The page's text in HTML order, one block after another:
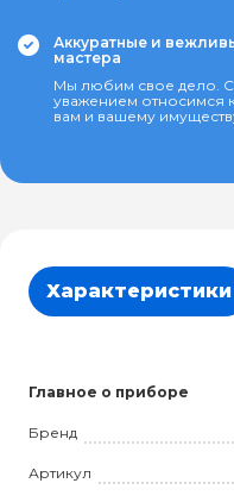
Аккуратные и
мастера
Мы любим свое дело. С
уважением относимся
вам и вашему
Характеристики
Главное о приборе
Бренд
Артикул